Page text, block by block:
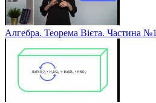
Алгебра. Теорема Вієта. Частина №1